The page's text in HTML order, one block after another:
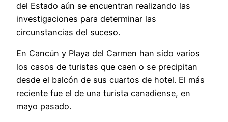
del Estado aún se encuentran realizando las
investigaciones para determinar las
circunstancias del suceso.
En Cancún y Playa del Carmen han sido varios
los casos de turistas que caen o se precipitan
desde el balcón de sus cuartos de hotel. El más
reciente fue el de una turista canadiense, en
mayo pasado.